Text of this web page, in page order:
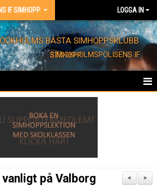
IF SIMHOPP LOGGA IN
BÄSTA SIMHOPPSKLUBB
STOCKHOLMSPOLISENS IF SIMHOPP
>
<
på Valborg